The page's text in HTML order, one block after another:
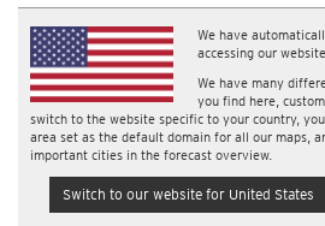
We have
accessing our
We have many
you find here,
switch to the website specific to your country,
area set as the default domain for all our maps,
important cities in the forecast overview.
Switch to our website for United States